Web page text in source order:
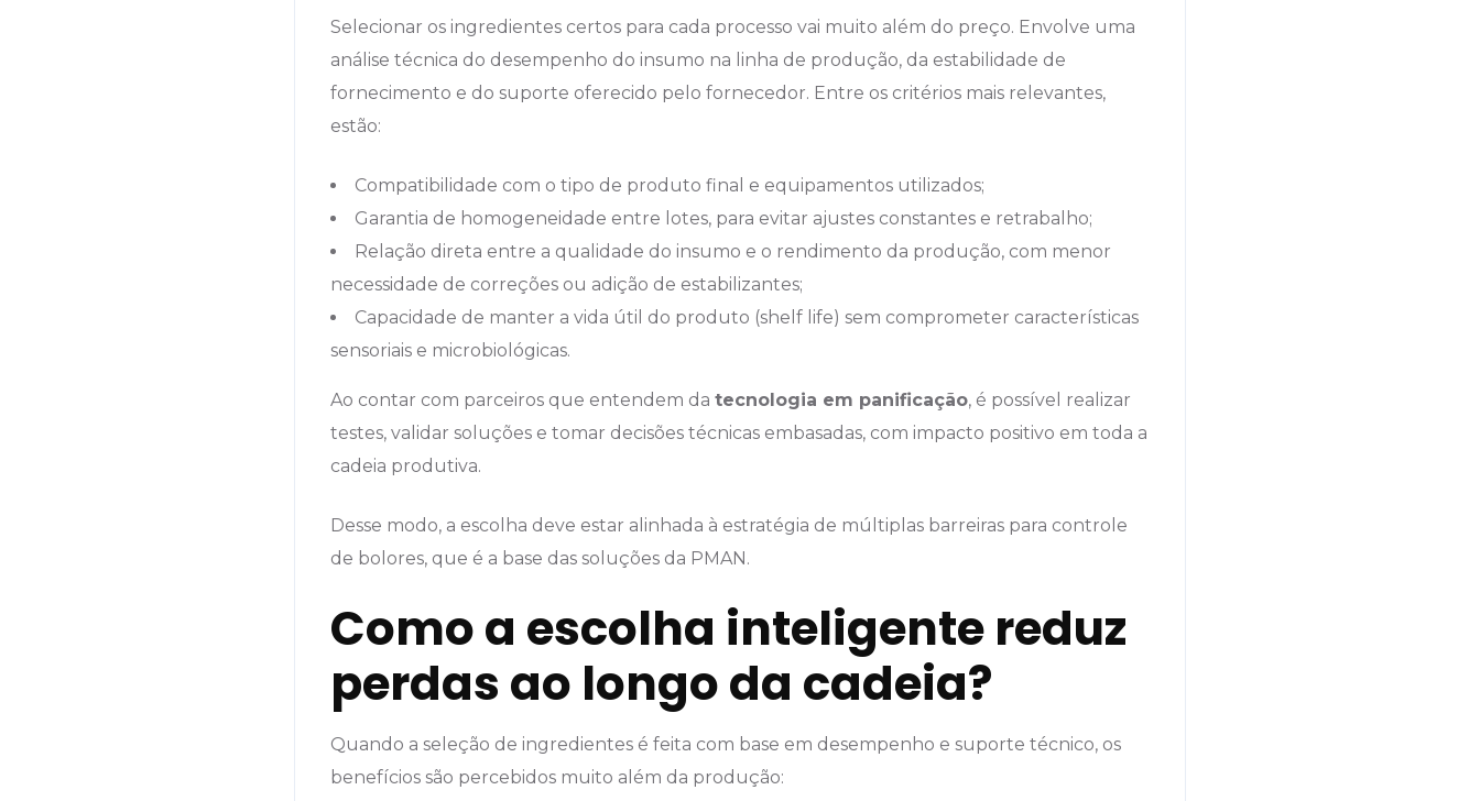
Selecionar os ingredientes certos para cada processo vai muito além do preço. Envolve uma
análise técnica do desempenho do insumo na linha de produção, da estabilidade de
fornecimento e do suporte oferecido pelo fornecedor. Entre os critérios mais relevantes,
estão:
Compatibilidade com o tipo de produto final e equipamentos utilizados;
Garantia de homogeneidade entre lotes, para evitar ajustes constantes e retrabalho;
Relação direta entre a qualidade do insumo e o rendimento da produção, com menor
necessidade de correções ou adição de estabilizantes;
Capacidade de manter a vida útil do produto (shelf life) sem comprometer características
sensoriais e microbiológicas.
Ao contar com parceiros que entendem da tecnologia em panificação, é possível realizar
testes, validar soluções e tomar decisões técnicas embasadas, com impacto positivo em toda a
cadeia produtiva.
Desse modo, a escolha deve estar alinhada à estratégia de múltiplas barreiras para controle
de bolores, que é a base das soluções da PMAN.
Como a escolha inteligente reduz
perdas ao longo da cadeia?
Quando a seleção de ingredientes é feita com base em desempenho e suporte técnico, os
benefícios são percebidos muito além da produção: